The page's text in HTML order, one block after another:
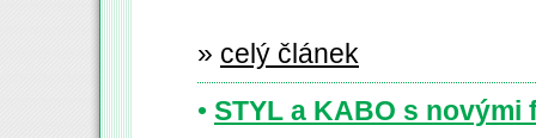
» celý článek
• STYL a KABO s novými